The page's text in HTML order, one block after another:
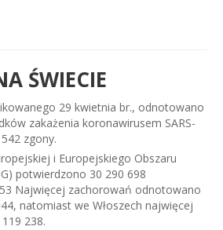
ŚWIECIE
29 kwietnia br., odnotowano
zakażenia koronawirusem SARS-
zgony.
i Europejskiego Obszaru
potwierdzono 30 290 698
Najwięcej zachorowań odnotowano
natomiast we Włoszech najwięcej
238.